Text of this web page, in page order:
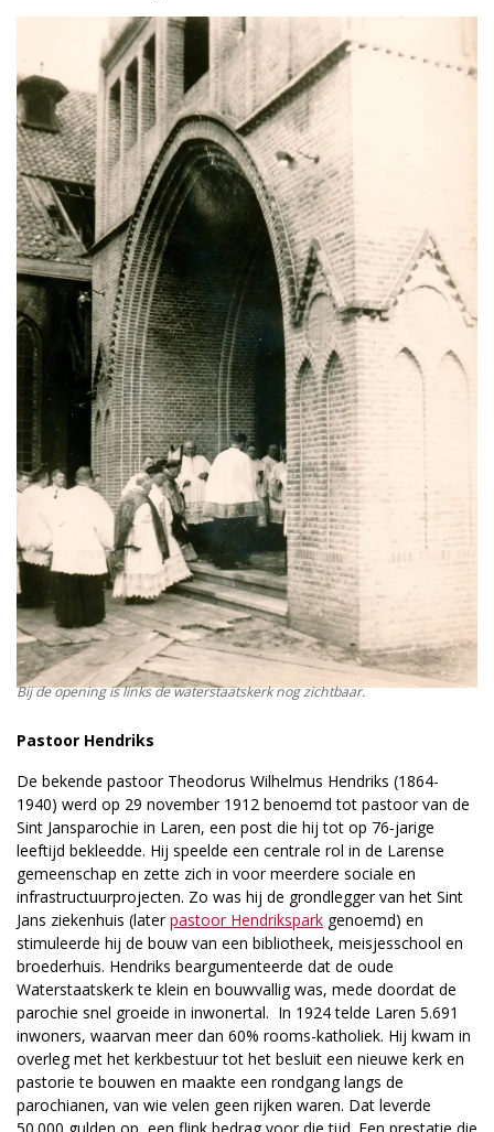
Bij de opening is links de waterstaatskerk nog zichtbaar.
Pastoor Hendriks
De bekende pastoor Theodorus Wilhelmus Hendriks (1864-
1940) werd op 29 november 1912 benoemd tot pastoor van de
Sint Jansparochie in Laren, een post die hij tot op 76‑jarige
leeftijd bekleedde. Hij speelde een centrale rol in de Larense
gemeenschap en zette zich in voor meerdere sociale en
infrastructuurprojecten. Zo was hij de grondlegger van het Sint
Jans ziekenhuis (laterpastoor Hendrikspark genoemd) en
stimuleerde hij de bouw van een bibliotheek, meisjesschool en
broederhuis. Hendriks beargumenteerde dat de oude
Waterstaatskerk te klein en bouwvallig was, mede doordat de
parochie snel groeide in inwonertal. In 1924 telde Laren 5.691
inwoners, waarvan meer dan 60% rooms-katholiek. Hij kwam in
overleg met het kerkbestuur tot het besluit een nieuwe kerk en
pastorie te bouwen en maakte een rondgang langs de
parochianen, van wie velen geen rijken waren. Dat leverde